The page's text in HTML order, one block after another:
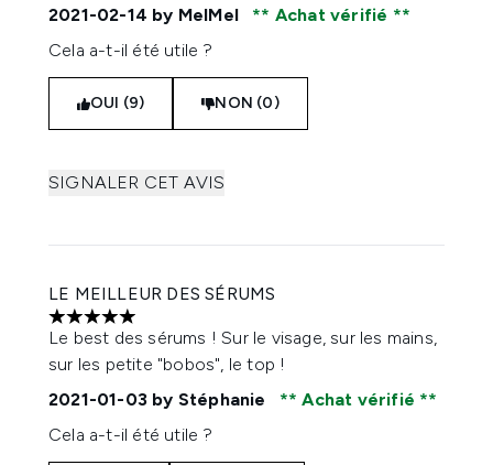
2021-02-14 by MelMel
Achat vérifié
Cela a-t-il été utile ?
OUI (9) NON (0)
SIGNALER CET AVIS
LE MEILLEUR DES SÉRUMS
5 étoiles sur un maximum de 5
Le best des sérums ! Sur le visage, sur les mains,
sur les petite "bobos", le top !
2021-01-03 by Stéphanie
Achat vérifié
Cela a-t-il été utile ?